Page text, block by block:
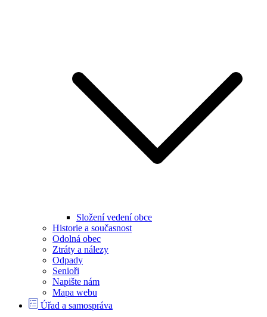
Složení vedení obce
Historie a současnost
Odolná obec
Ztráty a nálezy
Odpady
Senioři
Napište nám
Mapa webu
Úřad a samospráva